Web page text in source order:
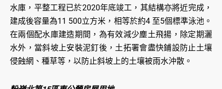
水庫，平整工程已於2020年底竣工，其結構亦將近完成，
建成後容量為11 500立方米，相等於約4 至5個標準泳池。
在兩個配水庫建造期間，為有效減少塵土飛揚，除定期灑
水外，當斜坡上安裝泥釘後，土拓署會盡快鋪設防止土壤
侵蝕網、種草等，以防止斜坡上的土壤被雨水沖散。